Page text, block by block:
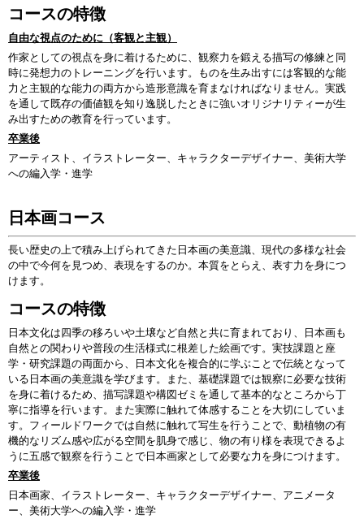
コースの特徴
自由な視点のために（客観と主観）
作家としての視点を身に着けるために、観察力を鍛える描写の修練と同
時に発想力のトレーニングを行います。ものを生み出すには客観的な能
力と主観的な能力の両方から造形意識を育まなければなりません。実践
を通して既存の価値観を知り逸脱したときに強いオリジナリティーが生
み出すための教育を行っています。
卒業後
アーティスト、イラストレーター、キャラクターデザイナー、美術大学
への編入学・進学
日本画コース
長い歴史の上で積み上げられてきた日本画の美意識、現代の多様な社会
の中で今何を見つめ、表現をするのか。本質をとらえ、表す力を身につ
けます。
コースの特徴
日本文化は四季の移ろいや土壌など自然と共に育まれており、日本画も
自然との関わりや普段の生活様式に根差した絵画です。実技課題と座
学・研究課題の両面から、日本文化を複合的に学ぶことで伝統となって
いる日本画の美意識を学びます。また、基礎課題では観察に必要な技術
を身に着けるため、描写課題や構図ゼミを通して基本的なところから丁
寧に指導を行います。また実際に触れて体感することを大切にしていま
す。フィールドワークでは自然に触れて写生を行うことで、動植物の有
機的なリズム感や広がる空間を肌身で感じ、物の有り様を表現できるよ
うに五感で観察を行うことで日本画家として必要な力を身につけます。
卒業後
日本画家、イラストレーター、キャラクターデザイナー、アニメータ
ー、美術大学への編入学・進学